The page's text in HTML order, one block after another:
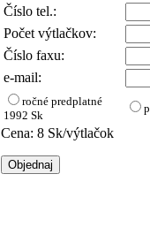
Číslo tel.:
Počet výtlačkov:
Číslo faxu:
e-mail:
ročné predplatné
1992 Sk
Cena: 8 Sk/výtlačok